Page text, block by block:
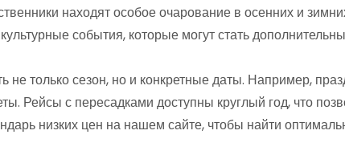
находят особое очарование в осенних и
события, которые могут стать
не только сезон, но и конкретные даты. Например,
Рейсы с пересадками доступны круглый год, что
низких цен на нашем сайте, чтобы найти